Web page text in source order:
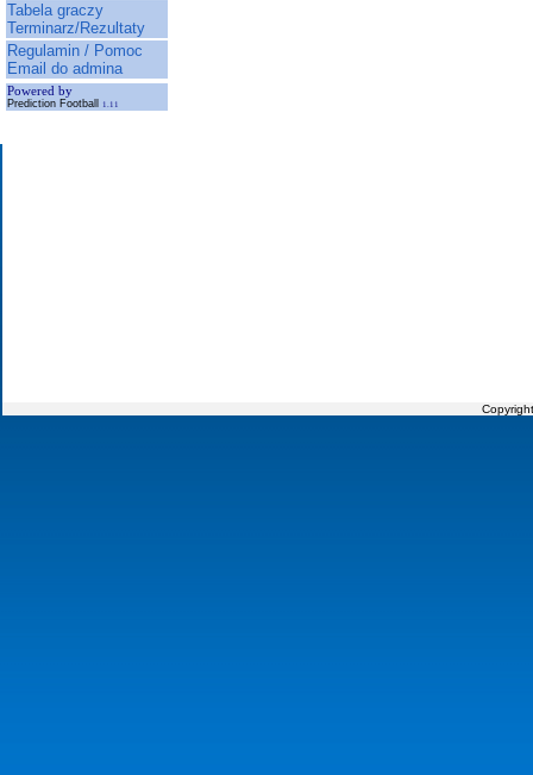
Tabela graczy
Terminarz/Rezultaty
Regulamin / Pomoc
Email do admina
Powered by
Prediction Football 1.11